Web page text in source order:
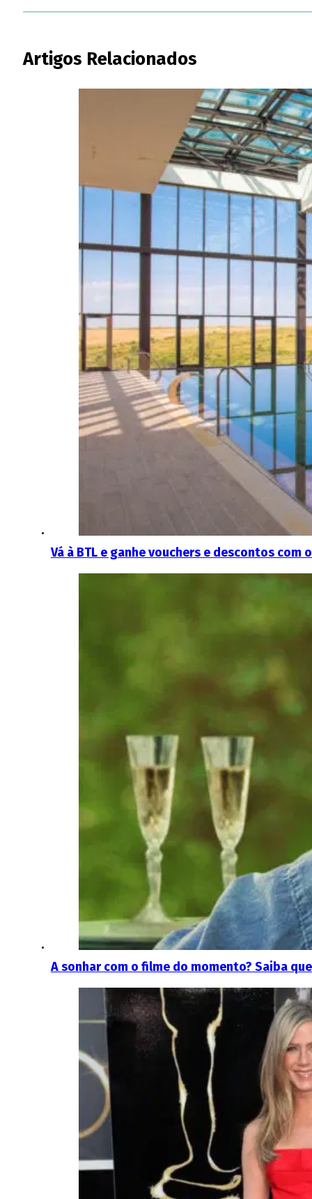
Artigos Relacionados
Vá à BTL e ganhe vouchers e descontos com
A sonhar com o filme do momento? Saiba